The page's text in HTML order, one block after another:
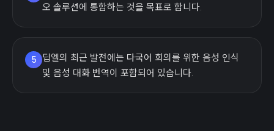
오 솔루션에 통합하는 것을 목표로 합니다.
5
딥엘의 최근 발전에는 다국어 회의를 위한 음성 인식
및 음성 대화 번역이 포함되어 있습니다.